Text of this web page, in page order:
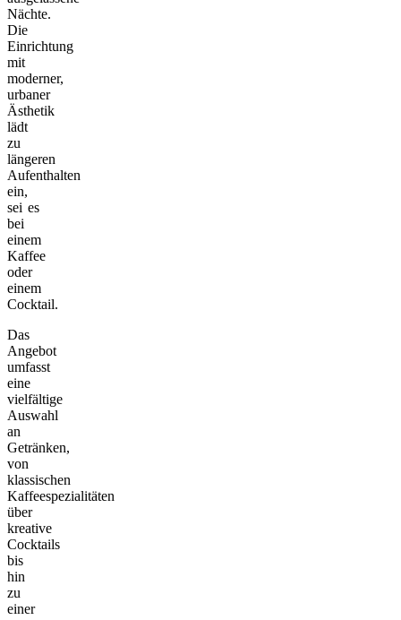
Nächte.
Die
Einrichtung
mit
moderner,
urbaner
Ästhetik
lädt
zu
längeren
Aufenthalten
ein,
sei es
bei
einem
Kaffee
oder
einem
Cocktail.
Das
Angebot
umfasst
eine
vielfältige
Auswahl
an
Getränken,
von
klassischen
Kaffeespezialitäten
über
kreative
Cocktails
bis
hin
zu
einer